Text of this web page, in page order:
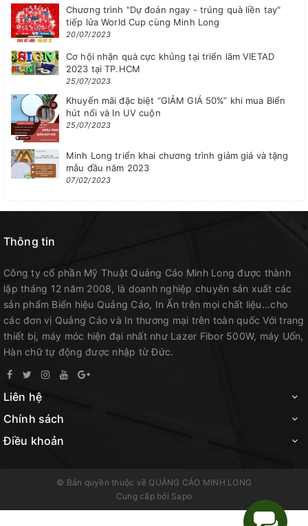
Chương trình "Dự đoán ngay - trúng quà liền tay"
tiếp lửa World Cup cùng Minh Long
20/07/2023
Cơ hội nhận quà cực khủng tại triển lãm VIETAD
2023 tại TP.HCM
25/07/2023
Khuyến mãi đặc biệt “GIẢM GIÁ 50%” khi mua Biển
hút nổi và In UV cuộn
25/07/2023
Minh Long triển khai chương trình giảm giá và tặng
mẫu đầu năm 2023
07/02/2023
Thông tin
Công ty cổ phần Mỹ Thuật Quảng Cáo Minh Long được thành
lập tháng 12 năm 2008, là doanh nghiệp chuyên sản xuất các
sản phẩm Biển hiệu Quảng Cáo, In Ấn trên mọi chất liệu...cho
các đơn vị Quảng Cáo và In thương mại trên toàn quốc Với trang
thiết bị, máy móc hiện đại nhất như Lazer Fibor 500W, máy Uốn,
Hàn chữ tự động được nhập từ Đức.
Liên hệ
Chính sách
Điều khoản
© Bản quyền thuộc về QUẢNG CÁO MINH LONG
Cung cấp bởi Sapo